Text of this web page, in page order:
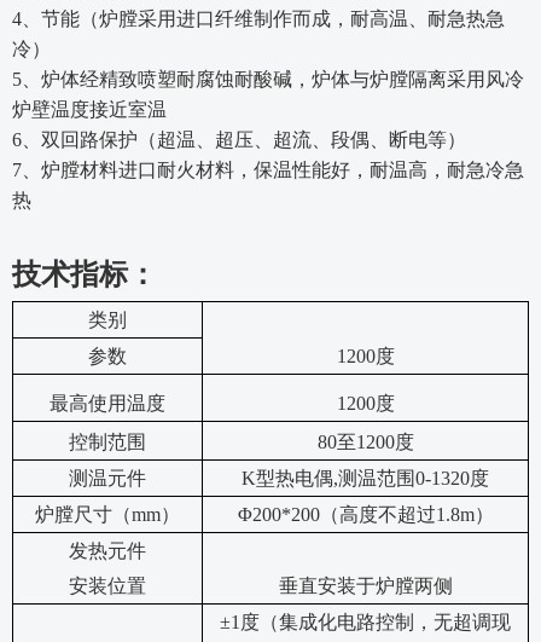
4、节能（炉膛采用进口纤维制作而成，耐高温、耐急热急
冷）
5、炉体经精致喷塑耐腐蚀耐酸碱，炉体与炉膛隔离采用风冷
炉壁温度接近室温
6、双回路保护（超温、超压、超流、段偶、断电等）
7、炉膛材料进口耐火材料，保温性能好，耐温高，耐急冷急
热
技术指标：
类别
1 200度
参数
最高使用温度 1 200度
控制范围
80至1200度
测温元件
K型热电偶,测温范围0-1320度
炉膛尺寸（mm）
Φ200*200（高度不超过1.8m）
发热元件
安装位置 垂直安装于炉膛两侧
±1度（集成化电路控制，无超调现